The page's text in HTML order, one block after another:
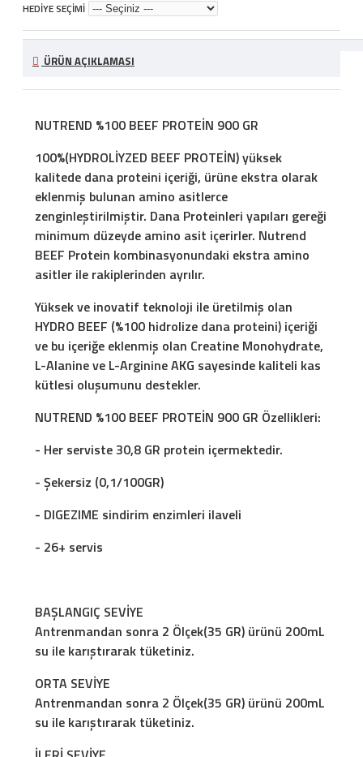
HEDİYE SEÇİMİ
ÜRÜN AÇIKLAMASI
NUTREND %100 BEEF PROTEİN 900 GR
100%(HYDROLİYZED BEEF PROTEİN)yüksek
kalitede dana proteini içeriği, ürüne ekstra olarak
eklenmiş bulunan amino asitlerce
zenginleştirilmiştir. Dana Proteinleri yapıları gereği
minimum düzeyde amino asit içerirler. Nutrend
BEEF Protein kombinasyonundaki ekstra amino
asitler ile rakiplerinden ayrılır.
Yüksek ve inovatif teknoloji ile üretilmiş olan
HYDRO BEEF (%100 hidrolize dana proteini) içeriği
ve bu içeriğe eklenmiş olan Creatine Monohydrate,
L-Alanine ve L-Arginine AKG sayesinde kaliteli kas
kütlesi oluşumunu destekler.
NUTREND %100 BEEF PROTEİN 900 GR Özellikleri:
- Her serviste 30,8 GR protein içermektedir.
- Şekersiz (0,1/100GR)
- DIGEZIME sindirim enzimleri ilaveli
- 26+ servis
BAŞLANGIÇ SEVİYE
Antrenmandan sonra 2 Ölçek(35 GR) ürünü 200mL
su ile karıştırarak tüketiniz.
ORTA SEVİYE
Antrenmandan sonra 2 Ölçek(35 GR) ürünü 200mL
su ile karıştırarak tüketiniz.